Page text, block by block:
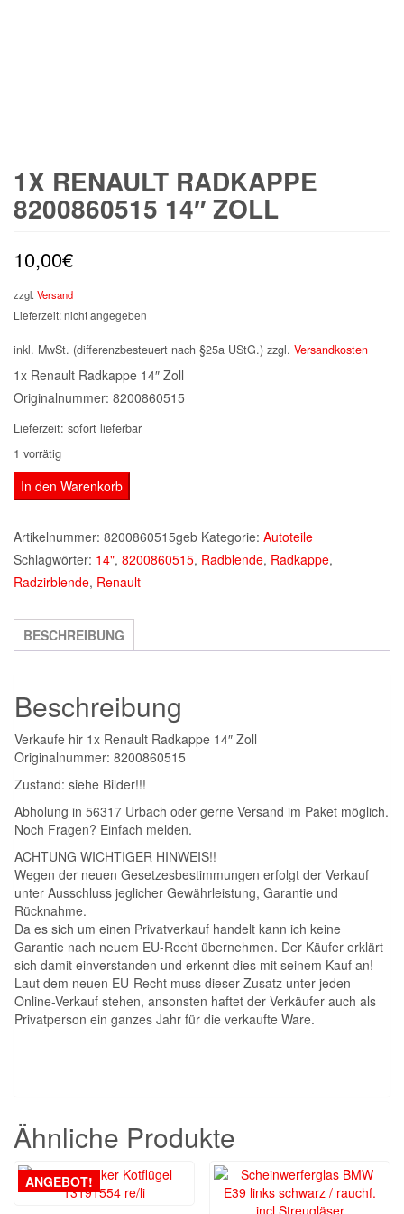
1X RENAULT RADKAPPE
8200860515 14″ ZOLL
10,00€
zzgl. Versand
Lieferzeit: nicht angegeben
inkl. MwSt. (differenzbesteuert nach §25a UStG.) zzgl. Versandkosten
1x Renault Radkappe 14″ Zoll
Originalnummer: 8200860515
Lieferzeit: sofort lieferbar
1 vorrätig
1x
Renault
Radkappe
8200860515
14"
Menge
In den Warenkorb
Artikelnummer: 8200860515geb Kategorie: Autoteile
Schlagwörter: 14", 8200860515, Radblende, Radkappe,
Radzirblende, Renault
BESCHREIBUNG
Beschreibung
Verkaufe hir 1x Renault Radkappe 14″ Zoll
Originalnummer: 8200860515
Zustand: siehe Bilder!!!
Abholung in 56317 Urbach oder gerne Versand im Paket möglich.
Noch Fragen? Einfach melden.
ACHTUNG WICHTIGER HINWEIS!!
Wegen der neuen Gesetzesbestimmungen erfolgt der Verkauf
unter Ausschluss jeglicher Gewährleistung, Garantie und
Rücknahme.
Da es sich um einen Privatverkauf handelt kann ich keine
Garantie nach neuem EU-Recht übernehmen. Der Käufer erklärt
sich damit einverstanden und erkennt dies mit seinem Kauf an!
Laut dem neuen EU-Recht muss dieser Zusatz unter jeden
Online-Verkauf stehen, ansonsten haftet der Verkäufer auch als
Privatperson ein ganzes Jahr für die verkaufte Ware.
Ähnliche Produkte
ANGEBOT!